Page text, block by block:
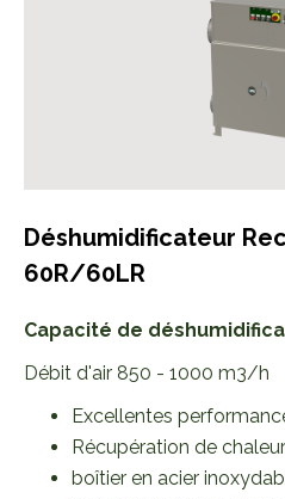
Déshumidificateur
60R/60LR
Capacité de
Débit d'air 850 - 1000 m3/h
Excellentes
Récupération de
boîtier en acier